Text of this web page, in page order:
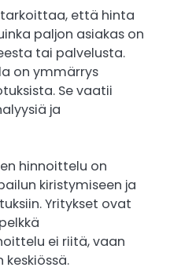
että hinta
paljon asiakas on
tai palvelusta.
on ymmärrys
Se vaatii
ja
hinnoittelu on
kiristymiseen ja
Yritykset ovat
ei riitä, vaan